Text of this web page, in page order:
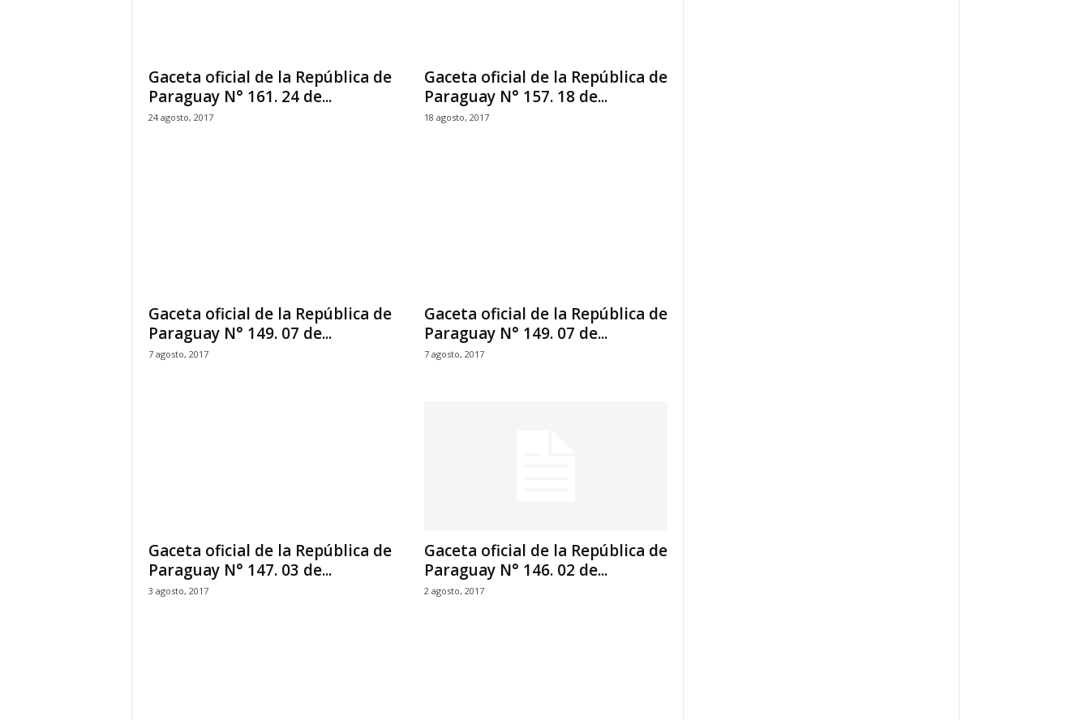
Gaceta oficial de la República de
Paraguay N° 161. 24 de...
24 agosto, 2017
Gaceta oficial de la República de
Paraguay N° 157. 18 de...
18 agosto, 2017
Gaceta oficial de la República de
Paraguay N° 149. 07 de...
7 agosto, 2017
Gaceta oficial de la República de
Paraguay N° 149. 07 de...
7 agosto, 2017
Gaceta oficial de la República de
Paraguay N° 147. 03 de...
3 agosto, 2017
Gaceta oficial de la República de
Paraguay N° 146. 02 de...
2 agosto, 2017